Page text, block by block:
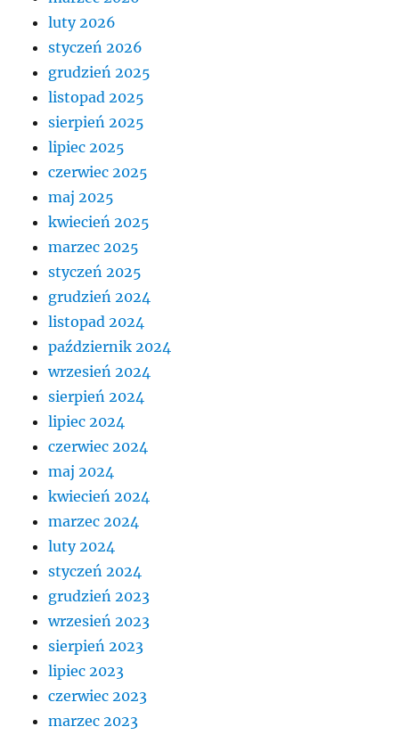
luty 2026
styczeń 2026
grudzień 2025
listopad 2025
sierpień 2025
lipiec 2025
czerwiec 2025
maj 2025
kwiecień 2025
marzec 2025
styczeń 2025
grudzień 2024
listopad 2024
październik 2024
wrzesień 2024
sierpień 2024
lipiec 2024
czerwiec 2024
maj 2024
kwiecień 2024
marzec 2024
luty 2024
styczeń 2024
grudzień 2023
wrzesień 2023
sierpień 2023
lipiec 2023
czerwiec 2023
marzec 2023